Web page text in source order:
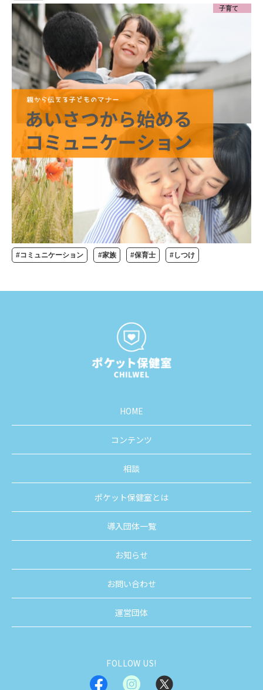
子育て
#コミュニケーション #家族 #保育士 #しつけ
HOME
コンテンツ
相談
ポケット保健室とは
導入団体一覧
お知らせ
お問い合わせ
運営団体
FOLLOW US!